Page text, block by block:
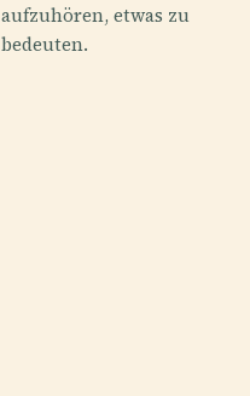
aufzuhören, etwas zu
bedeuten.